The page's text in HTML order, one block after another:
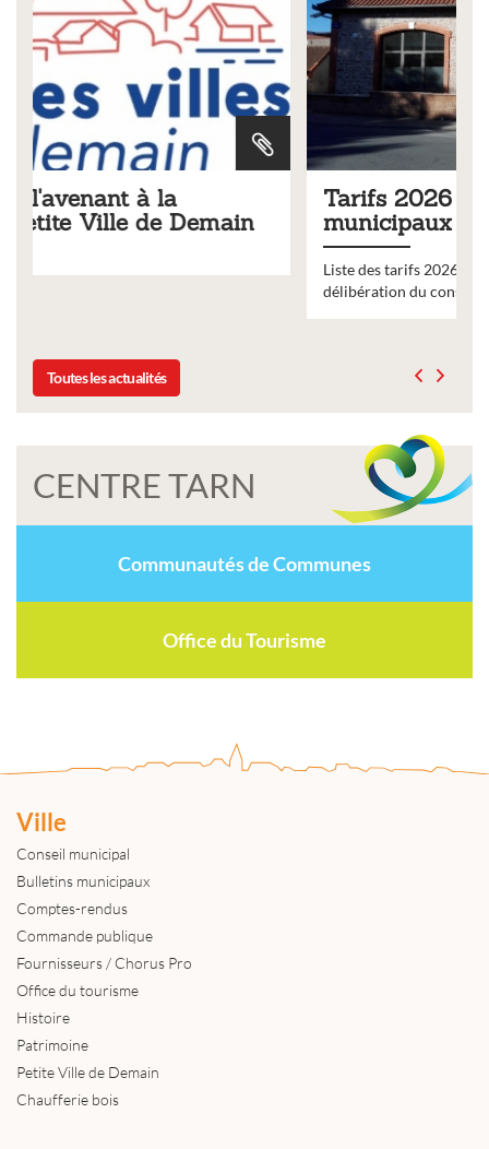
Tarifs 2026 des services
municipaux
Liste des tarifs 2026 des services municipaux,
délibération du conseil municipal du 19 décembre 2025
Toutes les actualités
CENTRE TARN
Communautés de Communes
Office du Tourisme
Ville
Conseil municipal
Bulletins municipaux
Comptes-rendus
Commande publique
Fournisseurs / Chorus Pro
Office du tourisme
Histoire
Patrimoine
Petite Ville de Demain
Chaufferie bois